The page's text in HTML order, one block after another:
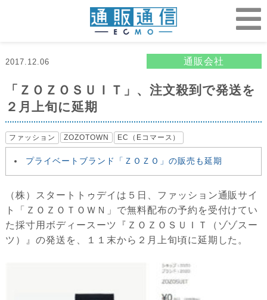
2017.12.06 通販会社
「ＺＯＺＯＳＵＩＴ」、注文殺到で発送を
２月上旬に延期
ファッション ZOZOTOWN EC（Eコマース）
プライベートブランド「ＺＯＺＯ」の販売も延期
（株）スタートトゥデイは５日、ファッション通販サイ
ト「ＺＯＺＯＴＯＷＮ」で無料配布の予約を受付けてい
た採寸用ボディースーツ『ＺＯＺＯＳＵＩＴ（ゾゾスー
ツ）』の発送を、１１末から２月上旬頃に延期した。